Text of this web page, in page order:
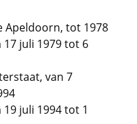
Apeldoorn, tot 1978
juli 1979 tot 6
van 7
juli 1994 tot 1